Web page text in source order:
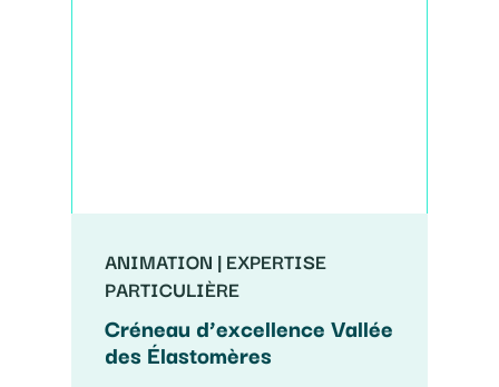
ANIMATION | EXPERTISE
PARTICULIÈRE
Créneau d’excellence Vallée
des Élastomères